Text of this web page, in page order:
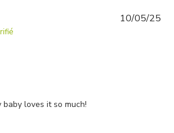
loves it so much!
10/05/25